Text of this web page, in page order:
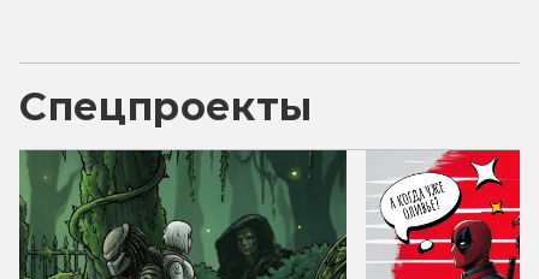
Спецпроекты